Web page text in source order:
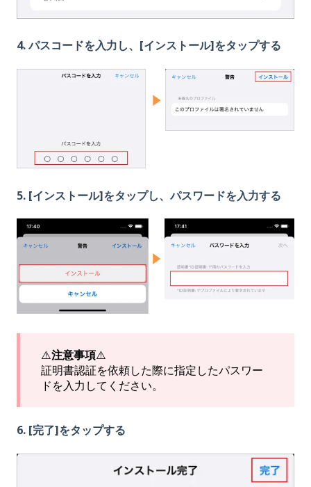
4. パスコードを入力し、[インストール]をタップする
5. [インストール]をタップし、パスワードを入力する
⚠️注意事項⚠️
証明書認証を依頼した際に指定したパスワー
ドを入力してください。
6. [完了]をタップする